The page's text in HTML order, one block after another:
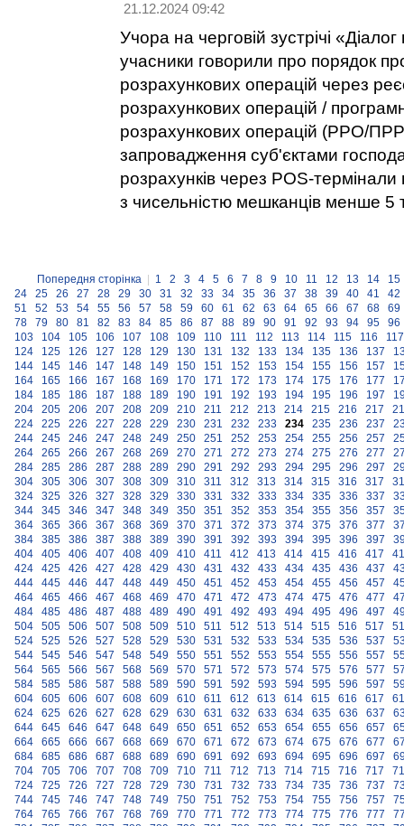
21.12.2024 09:42
Учора на черговій зустрічі
учасники говорили про порядок
розрахункових операцій через
розрахункових операцій /
розрахункових операцій (РРО/
запровадження суб'єктами
розрахунків через POS-
з чисельністю мешканців менше 5
Попередня сторінка 1 2 3 4 5 6 7 8 9 10 11 12 13 14
15
24
25 26 27 28 29 30 31 32 33 34 35 36 37 38 39 40 41
42
51
52 53 54 55 56 57 58 59 60 61 62 63 64 65 66 67 68
69
78
79 80 81 82 83 84 85 86 87 88 89 90 91 92 93 94 95
96
103
104 105 106 107 108 109 110 111 112 113 114 115 116
117
124
125 126 127 128 129 130 131 132 133 134 135 136 137
144
145 146 147 148 149 150 151 152 153 154 155 156 157
164
165 166 167 168 169 170 171 172 173 174 175 176 177
184
185 186 187 188 189 190 191 192 193 194 195 196 197
204
205 206 207 208 209 210 211 212 213 214 215 216 217
224
225 226 227 228 229 230 231 232 233 234 235 236 237
244
245 246 247 248 249 250 251 252 253 254 255 256 257
264
265 266 267 268 269 270 271 272 273 274 275 276 277
284
285 286 287 288 289 290 291 292 293 294 295 296 297
304
305 306 307 308 309 310 311 312 313 314 315 316 317
324
325 326 327 328 329 330 331 332 333 334 335 336 337
344
345 346 347 348 349 350 351 352 353 354 355 356 357
364
365 366 367 368 369 370 371 372 373 374 375 376 377
384
385 386 387 388 389 390 391 392 393 394 395 396 397
404
405 406 407 408 409 410 411 412 413 414 415 416 417
424
425 426 427 428 429 430 431 432 433 434 435 436 437
444
445 446 447 448 449 450 451 452 453 454 455 456 457
464
465 466 467 468 469 470 471 472 473 474 475 476 477
484
485 486 487 488 489 490 491 492 493 494 495 496 497
504
505 506 507 508 509 510 511 512 513 514 515 516 517
524
525 526 527 528 529 530 531 532 533 534 535 536 537
544
545 546 547 548 549 550 551 552 553 554 555 556 557
564
565 566 567 568 569 570 571 572 573 574 575 576 577
584
585 586 587 588 589 590 591 592 593 594 595 596 597
604
605 606 607 608 609 610 611 612 613 614 615 616 617
624
625 626 627 628 629 630 631 632 633 634 635 636 637
644
645 646 647 648 649 650 651 652 653 654 655 656 657
664
665 666 667 668 669 670 671 672 673 674 675 676 677
684
685 686 687 688 689 690 691 692 693 694 695 696 697
704
705 706 707 708 709 710 711 712 713 714 715 716 717
724
725 726 727 728 729 730 731 732 733 734 735 736 737
744
745 746 747 748 749 750 751 752 753 754 755 756 757
764
765 766 767 768 769 770 771 772 773 774 775 776 777